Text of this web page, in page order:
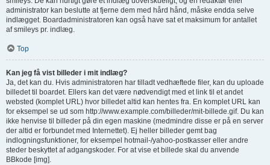
administrator kan beslutte at fjerne dem med hård hånd, måske endda selve
indlægget. Boardadministratoren kan også have sat et maksimum for antallet
af smileys pr. indlæg.
Top
Kan jeg få vist billeder i mit indlæg?
Ja, det kan du. Hvis administratoren har tilladt vedhæftede filer, kan du uploade
billedet til boardet. Ellers kan det være nødvendigt med et link til et andet
websted (komplet URL) hvor billedet altid kan hentes fra. En komplet URL kan
for eksempel se ud som http://www.example.com/billeder/mit-billede.gif. Du kan
ikke henvise til billeder på din egen maskine (medmindre disse er på en server
der altid er forbundet med Internettet). Ej heller billeder gemt bag
indlogningsfunktioner, for eksempel hotmail-/yahoo-postkasser eller andre
steder beskyttet af adgangskoder. For at vise et billede skal du anvende
BBkode [img].